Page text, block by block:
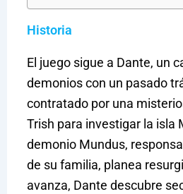
Historia
El juego sigue a Dante, un
demonios con un pasado
contratado por una
Trish para investigar la isla
demonio Mundus,
de su familia, planea
avanza, Dante descubre